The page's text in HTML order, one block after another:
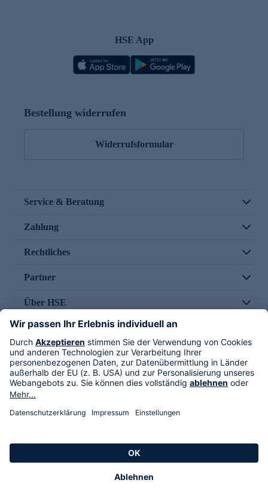
HSE App
Bestellung widerrufen
Widerrufsformular
Service & Beratung
Zahlung
Rechtliches
Partner
Über HSE
Im TV
HSE International